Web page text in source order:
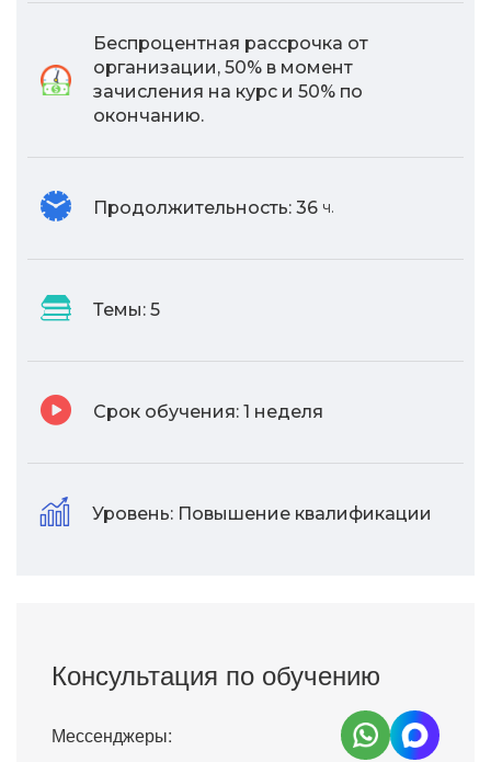
Беспроцентная рассрочка от
организации, 50% в момент
зачисления на курс и 50% по
окончанию.
Продолжительность: 36 ч.
Темы: 5
Срок обучения: 1 неделя
Уровень: Повышение квалификации
Консультация по обучению
Мессенджеры: